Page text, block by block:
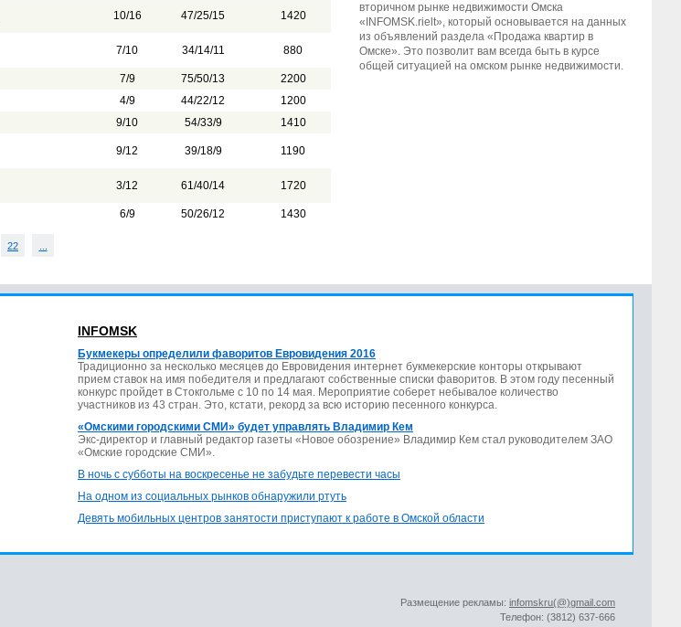
10/16 47/25/15 1420
7/10 34/14/11 880
7/9 75/50/13
2200
4/9 44/22/12
1200
9/10 54/33/9 1410
9/12 39/18/9 1190
3/12 61/40/14 1720
6/9 50/26/12 1430
22
вторичном рынке недвижимости Омска
«INFOMSK.rielt», который основывается на данных
из объявлений раздела «Продажа квартир в
Омске». Это позволит вам всегда быть в курсе
общей ситуацией на омском рынке недвижимости.
INFOMSK
Букмекеры определили фаворитов Евровидения 2016
Традиционно за несколько месяцев до Евровидения интернет букмекерские конторы открывают
прием ставок на имя победителя и предлагают собственные списки фаворитов. В этом году песенный
конкурс пройдет в Стокгольме с 10 по 14 мая. Мероприятие соберет небывалое количество
участников из 43 стран. Это, кстати, рекорд за всю историю песенного конкурса.
«Омскими городскими СМИ» будет управлять Владимир Кем
Экс-директор и главный редактор газеты «Новое обозрение» Владимир Кем стал руководителем ЗАО
«Омские городские СМИ».
В ночь с субботы на воскресенье не забудьте перевести часы
На одном из социальных рынков обнаружили ртуть
Девять мобильных центров занятости приступают к работе в Омской области
Размещение рекламы: infomskru(@)gmail.com
Телефон: (3812) 637-666